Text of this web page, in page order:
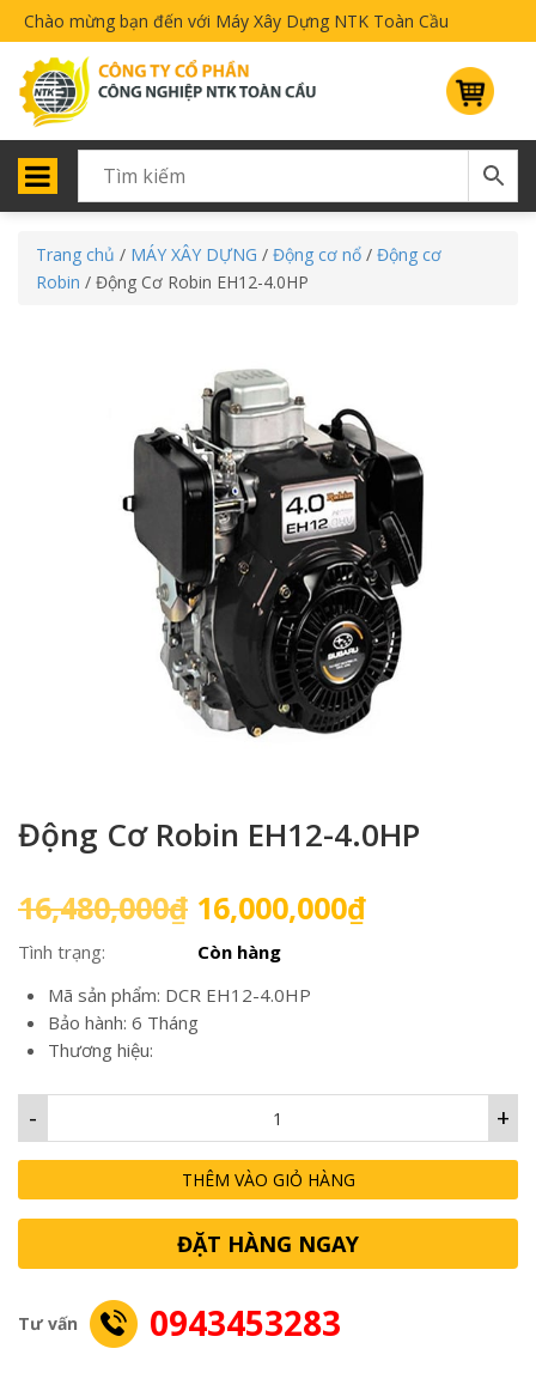
Chào mừng bạn đến với Máy Xây Dựng NTK Toàn Cầu
Trang chủ / MÁY XÂY DỰNG / Động cơ nổ / Động cơ
Robin / Động Cơ Robin EH12-4.0HP
Động Cơ Robin EH12-4.0HP
16,480,000₫ Giá
gốc
là:
16,480,000₫.
16,000,000₫Giá
Tình trạng:
Còn hàng
Mã sản phẩm: DCR EH12-4.0HP
Bảo hành: 6 Tháng
Thương hiệu:
+
-
THÊM VÀO GIỎ HÀNG
ĐẶT HÀNG NGAY
Tư vấn 0943453283